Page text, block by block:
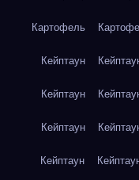
Картофель
Кейптаун
Кейптаун
Кейптаун
Кейптаун